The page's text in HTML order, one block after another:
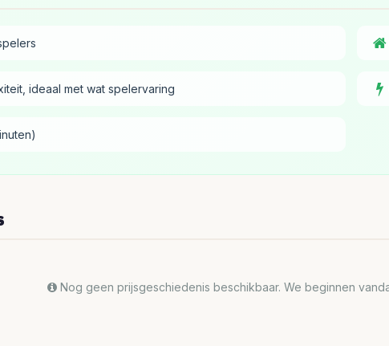
ideaal met wat spelervaring
Nog geen prijsgeschiedenis beschikbaar. We beginnen